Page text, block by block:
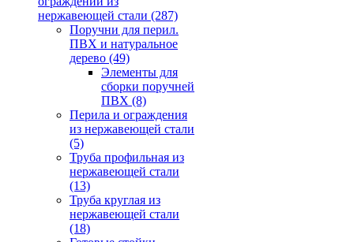
нержавеющей стали (287)
Поручни для перил.
ПВХ и натуральное
дерево (49)
Элементы для
сборки поручней
ПВХ (8)
Перила и ограждения
из нержавеющей стали
(5)
Труба профильная из
нержавеющей стали
(13)
Труба круглая из
нержавеющей стали
(18)